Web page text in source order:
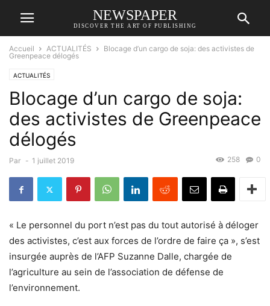
NEWSPAPER
DISCOVER THE ART OF PUBLISHING
Accueil ACTUALITÉS
Blocage d’un cargo de soja: des activistes de
Greenpeace délogés
ACTUALITÉS
Blocage d’un cargo de soja:
des activistes de Greenpeace
délogés
Par - 1 juillet 2019 0
258
« Le personnel du port n’est pas du tout autorisé à déloger
des activistes, c’est aux forces de l’ordre de faire ça », s’est
insurgée auprès de l’AFP Suzanne Dalle, chargée de
l’agriculture au sein de l’association de défense de
l’environnement.